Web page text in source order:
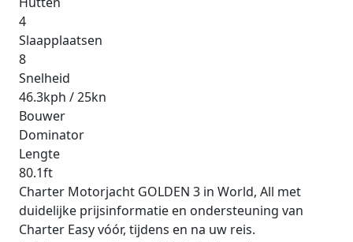
4
Slaapplaatsen
8
Snelheid
46.3kph / 25kn
Bouwer
Dominator
Lengte
80.1ft
Charter Motorjacht GOLDEN 3 in World, All met
duidelijke prijsinformatie en ondersteuning van
Charter Easy vóór, tijdens en na uw reis.